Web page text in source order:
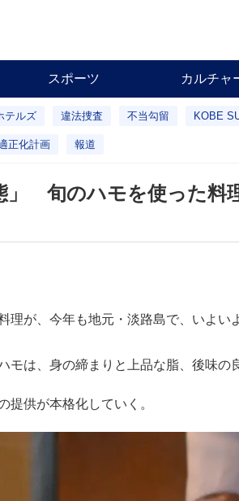
スポーツ カルチャ
テルズ 違法捜査 不当勾留 KOBE
正化計画 報道
」 旬のハモを使った料
が、今年も地元・淡路島で、いよい
は、身の締まりと上品な脂、後味の
供が本格化していく。